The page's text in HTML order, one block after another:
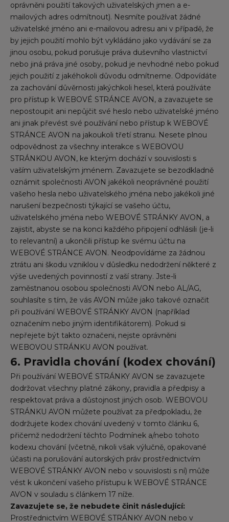
oprávněni použití takových uživatelských jmen a e-
mailových adres odmítnout). Nesmíte používat žádné
uživatelské jméno ani e-mailovou adresu ani v případě, že
by jejich použití mohlo být vykládáno jako vydávání se za
jinou osobu, pokud porušuje práva duševního vlastnictví
nebo jiná práva jiné osoby, pokud je nevhodné nebo pokud
jejich použití z jakéhokoli důvodu odmítneme. Odpovídáte
za zachování důvěrnosti jakýchkoli hesel, která používáte
pro přístup k WEBOVÉ STRÁNCE AVON, a zavazujete se
nepostoupit ani nepůjčit své heslo nebo uživatelské jméno
ani jinak převést své používání nebo přístup k WEBOVÉ
STRÁNCE AVON na jakoukoli třetí stranu. Nesete plnou
odpovědnost za všechny interakce s WEBOVOU
STRÁNKOU AVON, ke kterým dochází v souvislosti s
vaším uživatelským jménem. Zavazujete se bezodkladně
oznámit společnosti AVON jakékoli neoprávněné použití
vašeho hesla nebo uživatelského jména nebo jakékoli jiné
narušení bezpečnosti týkající se vašeho účtu,
uživatelského jména nebo WEBOVÉ STRÁNKY AVON, a
zajistit, abyste se na konci každého připojení odhlásili (je-li
to relevantní) a ukončili přístup ke svému účtu na
WEBOVÉ STRÁNCE AVON. Neodpovídáme za žádnou
ztrátu ani škodu vzniklou v důsledku nedodržení některé z
výše uvedených povinností z vaší strany. Jste-li
zaměstnanou osobou společnosti AVON nebo AL/AG,
souhlasíte s tím, že vás AVON může jako takové označit
při používání WEBOVÉ STRÁNKY AVON (například
označením nebo jiným identifikátorem). Pokud si
nepřejete být takto označeni, nejste oprávněni
WEBOVOU STRÁNKU AVON používat.
6. Pravidla chování (kodex chování)
Při používání WEBOVÉ STRÁNKY AVON se zavazujete
dodržovat všechny platné zákony, pravidla a předpisy a
respektovat práva a důstojnost jiných osob. WEBOVOU
STRÁNKU AVON můžete používat za předpokladu, že
dodržujete kodex chování uvedený v tomto článku 6,
přičemž nedodržení těchto Podmínek a/nebo tohoto
kodexu chování (včetně, nikoli však výlučně, opakované
účasti na porušování autorských práv prostřednictvím
WEBOVÉ STRÁNKY AVON nebo v souvislosti s ní) může
vést k ukončení vašeho přístupu k WEBOVÉ STRÁNCE
AVON v souladu s článkem 17 níže.
Zavazujete se, že nebudete činit následující:
Prostřednictvím WEBOVÉ STRÁNKY AVON nebo v